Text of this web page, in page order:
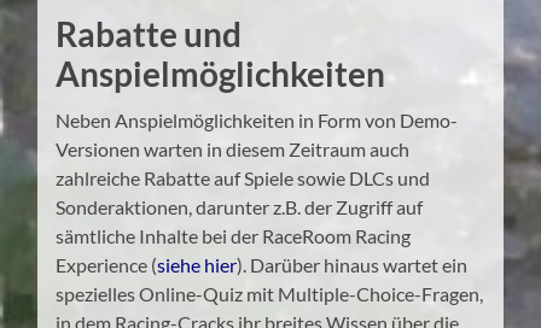
Rabatte und
Anspielmöglichkeiten
Neben Anspielmöglichkeiten in Form von Demo-
Versionen warten in diesem Zeitraum auch
zahlreiche Rabatte auf Spiele sowie DLCs und
Sonderaktionen, darunter z.B. der Zugriff auf
sämtliche Inhalte bei der RaceRoom Racing
Experience (siehe hier). Darüber hinaus wartet ein
spezielles Online-Quiz mit Multiple-Choice-Fragen,
in dem Racing-Cracks ihr breites Wissen über die